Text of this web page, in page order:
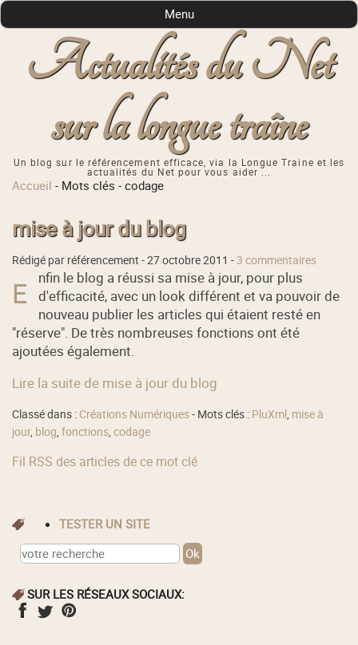
Actualités du Net
sur la longue traîne
Un blog sur le référencement efficace, via la Longue Traine et les
actualités du Net pour vous aider ...
Menu
Accueil - Mots clés -codage
mise à jour du blog
Rédigé par référencement -27 octobre 2011 - 3 commentaires
E
nfin le blog a réussi sa mise à jour, pour plus
d'efficacité, avec un look différent et va pouvoir de
nouveau publier les articles qui étaient resté en
"réserve". De très nombreuses fonctions ont été
ajoutées également.
Lire la suite de mise à jour du blog
Classé dans : Créations Numériques- Mots clés : PluXml , mise à
jour, blog,fonctions,codage
Fil RSS des articles de ce mot clé
TESTER UN SITE
SUR LES RÉSEAUX SOCIAUX: